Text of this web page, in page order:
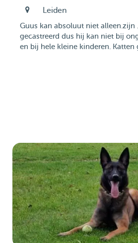
Leiden
Guus kan absoluut niet alleen.zijn
gecastreerd dus hij kan niet bij
en bij hele kleine kinderen. Katten